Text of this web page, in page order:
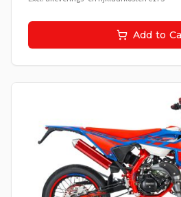
supermoto ben je niet alleen
**De Beleving:** Deze supermoto is
bochten op landelijke wegen, de
nodigt je uit om de wereld te
een vervoermiddel; het is een
energie en jouw vrijheid.
Cilinderinhoud: 50cc • Motor:
Koeling: Vloeistofgekoeld •
Handgeschakeld **Uitrusting:** •
Race-geïnspireerde remmen •
Add to